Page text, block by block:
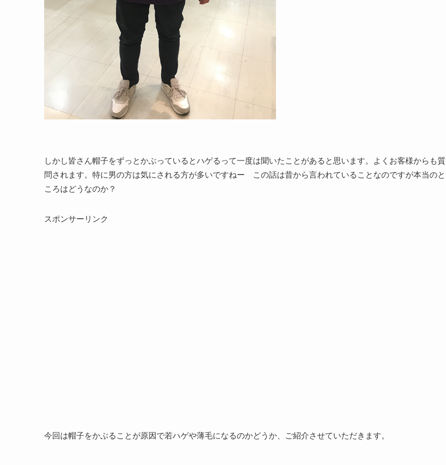
しかし皆さん帽子をずっとかぶっているとハゲるって一度は聞いたことがあると思います。よくお客様からも質
問されます。特に男の方は気にされる方が多いですねー この話は昔から言われていることなのですが本当のと
ころはどうなのか？
スポンサーリンク
今回は帽子をかぶることが原因で若ハゲや薄毛になるのかどうか、ご紹介させていただきます。